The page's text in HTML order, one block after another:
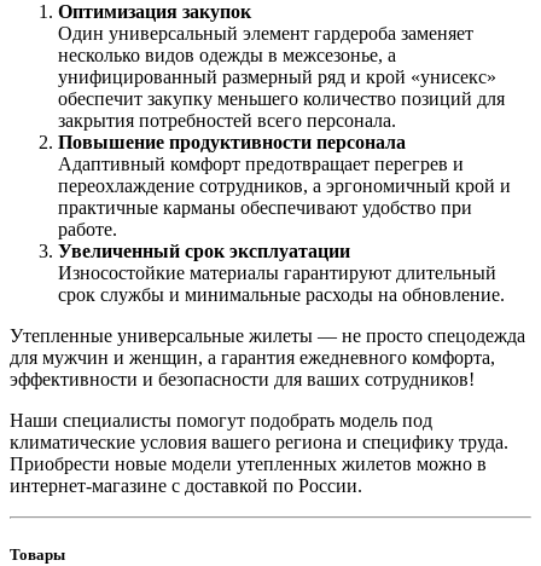
Оптимизация закупок
Один универсальный элемент гардероба заменяет
несколько видов одежды в межсезонье, а
унифицированный размерный ряд и крой «унисекс»
обеспечит закупку меньшего количество позиций для
закрытия потребностей всего персонала.
Повышение продуктивности персонала
Адаптивный комфорт предотвращает перегрев и
переохлаждение сотрудников, а эргономичный крой и
практичные карманы обеспечивают удобство при
работе.
Увеличенный срок эксплуатации
Износостойкие материалы гарантируют длительный
срок службы и минимальные расходы на обновление.
Утепленные универсальные жилеты — не просто спецодежда
для мужчин и женщин, а гарантия ежедневного комфорта,
эффективности и безопасности для ваших сотрудников!
Наши специалисты помогут подобрать модель под
климатические условия вашего региона и специфику труда.
Приобрести новые модели утепленных жилетов можно в
интернет-магазине с доставкой по России.
Товары